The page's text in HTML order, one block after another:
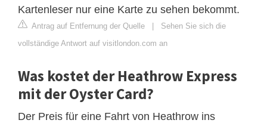
Kartenleser nur eine Karte zu sehen bekommt.
Antrag auf Entfernung der Quelle | Sehen Sie sich die
vollständige Antwort auf visitlondon.com an
Was kostet der Heathrow Express
mit der Oyster Card?
Der Preis für eine Fahrt von Heathrow ins